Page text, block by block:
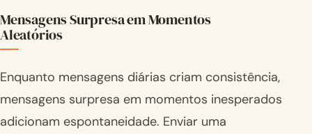
Mensagens Surpresa em Momentos
Aleatórios
Enquanto mensagens diárias criam consistência,
mensagens surpresa em momentos inesperados
adicionam espontaneidade. Enviar uma